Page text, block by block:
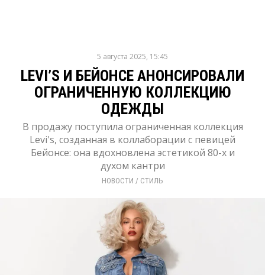
5 августа 2025, 15:45
LEVI’S И БЕЙОНСЕ АНОНСИРОВАЛИ
ОГРАНИЧЕННУЮ КОЛЛЕКЦИЮ
ОДЕЖДЫ
В продажу поступила ограниченная коллекция
Levi's, созданная в коллаборации с певицей
Бейонсе: она вдохновлена эстетикой 80-х и
духом кантри
НОВОСТИ / СТИЛЬ